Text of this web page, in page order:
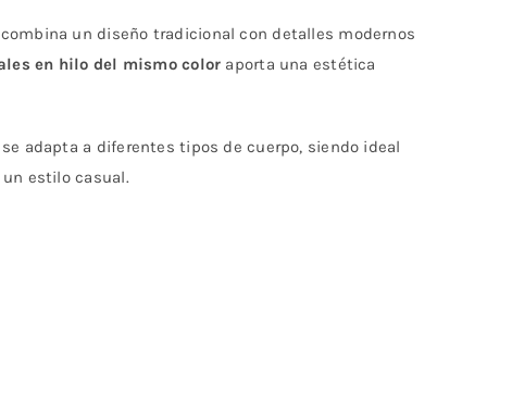
un diseño tradicional con detalles modernos
en hilo del mismo color aporta una estética
adapta a diferentes tipos de cuerpo, siendo ideal
estilo casual.